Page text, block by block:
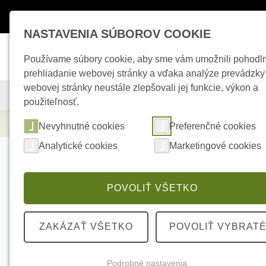
KAMEROVÉ SYSTÉMY ZABEZPEČOVACIE SYSTÉMY
Elektrické kúrenie HIKVISION DS-
NASTAVENIA SÚBOROV COOKIE
Používame súbory cookie, aby sme vám umožnili
prehliadanie webovej stránky a vďaka analýze prevádzky
webovej stránky neustále zlepšovali jej funkcie, výkon a
použiteľnosť.
Nevyhnutné cookies
Preferenčné cookies
Analytické cookies
Marketingové cookies
POVOLIŤ VŠETKO
ZAKÁZAŤ VŠETKO POVOLIŤ VYBRATÉ
Podrobné nastavenia